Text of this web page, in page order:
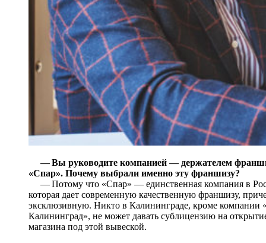
— Вы руководите компанией — держателем
«Спар». Почему выбрали именно эту франшизу?
— Потому что «Спар» — единственная компания в
которая дает современную качественную франшизу,
эксклюзивную. Никто в Калининграде, кроме компании
Калининград», не может давать сублицензию на
магазина под этой вывеской.